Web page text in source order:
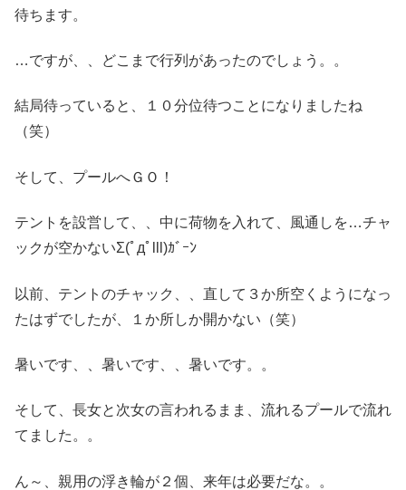
待ちます。
…ですが、、どこまで行列があったのでしょう。。
結局待っていると、１０分位待つことになりましたね
（笑）
そして、プールへＧＯ！
テントを設営して、、中に荷物を入れて、風通しを…チャ
ックが空かないΣ(ﾟдﾟlll)ｶﾞｰﾝ
以前、テントのチャック、、直して３か所空くようになっ
たはずでしたが、１か所しか開かない（笑）
暑いです、、暑いです、、暑いです。。
そして、長女と次女の言われるまま、流れるプールで流れ
てました。。
ん～、親用の浮き輪が２個、来年は必要だな。。